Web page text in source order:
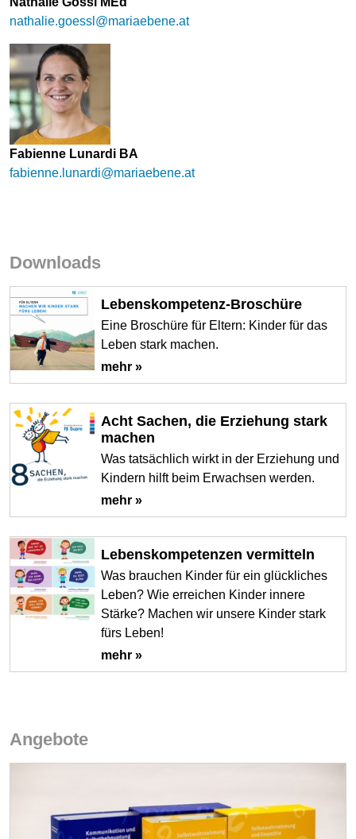
nathalie.goessl@mariaebene.at
Fabienne Lunardi BA
fabienne.lunardi@mariaebene.at
Downloads
Lebenskompetenz-Broschüre
Eine Broschüre für Eltern: Kinder für das
Leben stark machen.
mehr »
Acht Sachen, die Erziehung stark
machen
Was tatsächlich wirkt in der Erziehung und
Kindern hilft beim Erwachsen werden.
mehr »
Lebenskompetenzen vermitteln
Was brauchen Kinder für ein glückliches
Leben? Wie erreichen Kinder innere
Stärke? Machen wir unsere Kinder stark
fürs Leben!
mehr »
Angebote